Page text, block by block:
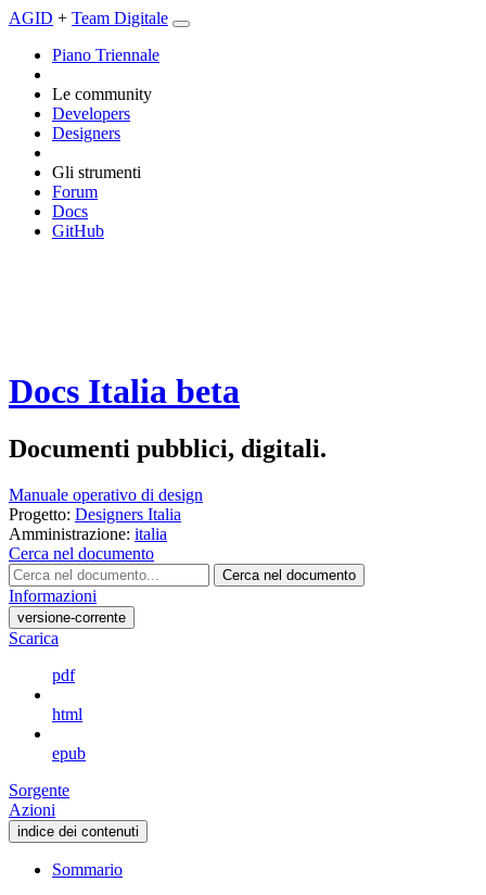
AGID + Team Digitale
Piano Triennale
Le community
Developers
Designers
Gli strumenti
Forum
Docs
GitHub
Docs Italia beta
Documenti pubblici, digitali.
Manuale operativo di design
Progetto: Designers Italia
Amministrazione: italia
Cerca nel documento
Cerca nel documento
Informazioni
versione-corrente
Scarica
pdf
html
epub
Sorgente
Azioni
indice dei contenuti
Sommario